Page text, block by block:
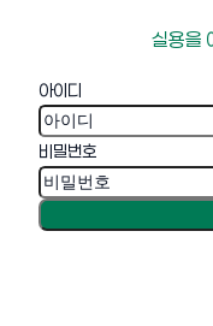
실용을
아이디
비밀번호